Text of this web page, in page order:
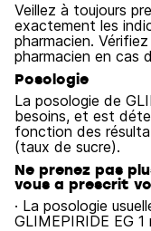
Veillez à toujours
exactement les
pharmacien.
pharmacien en cas
Posologie
La posologie de
besoins, et est
fonction des
(taux de sucre).
Ne prenez pas
vous a prescrit
· La posologie
GLIMEPIRIDE EG